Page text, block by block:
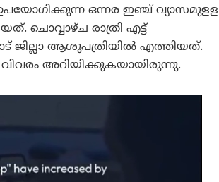
ഒന്നര ഇഞ്ച് വ്യാസമുളള
ചൊവ്വാഴ്ച രാത്രി എട്ട്
ജില്ലാ ആശുപത്രിയിൽ എത്തിയത്.
അറിയിക്കുകയായിരുന്നു.